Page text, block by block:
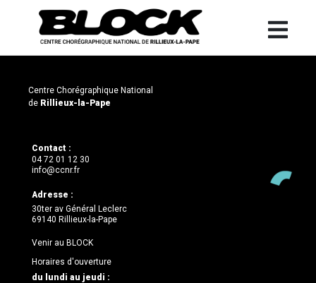
Centre Chorégraphique National
de Rillieux-la-Pape
Contact :
04 72 01 12 30
info@ccnr.fr
Adresse :
30ter av Général Leclerc
69140 Rillieux-la-Pape
Venir au BLOCK
Horaires d'ouverture
du lundi au jeudi :